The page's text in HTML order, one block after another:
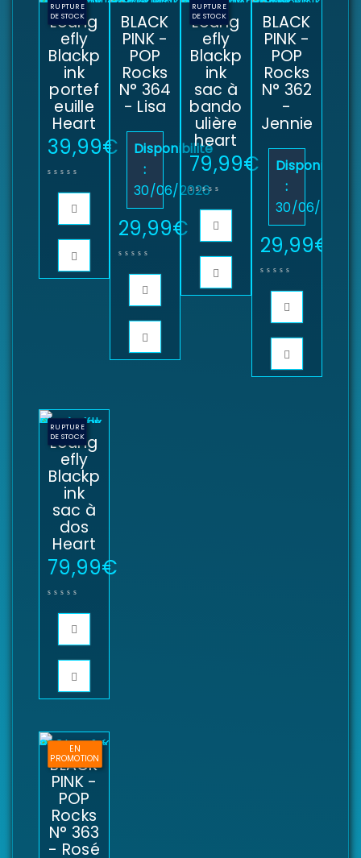
RUPTURE
DE STOCK
Loung
efly
Blackp
ink
portef
euille
Heart
39,99€
BLACK
PINK -
POP
Rocks
N° 364
- Lisa
Disponibilité
:
30/06/2026
29,99€
RUPTURE
DE STOCK
Loung
efly
Blackp
ink
sac à
bando
ulière
heart
79,99€
BLACK
PINK -
POP
Rocks
N° 362
-
Jennie
Disponibilité
:
30/06/2026
29,99€
RUPTURE
DE STOCK
Loung
efly
Blackp
ink
sac à
dos
Heart
79,99€
EN
PROMOTION
BLACK
PINK -
POP
Rocks
N° 363
- Rosé